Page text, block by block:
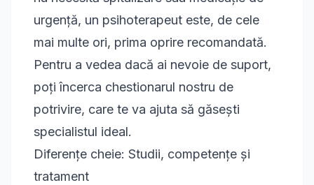
urgență, un psihoterapeut este, de cele
mai multe ori, prima oprire recomandată.
Pentru a vedea dacă ai nevoie de suport,
poți încerca chestionarul nostru de
potrivire, care te va ajuta să găsești
specialistul ideal.
Diferențe cheie: Studii, competențe și
tratament